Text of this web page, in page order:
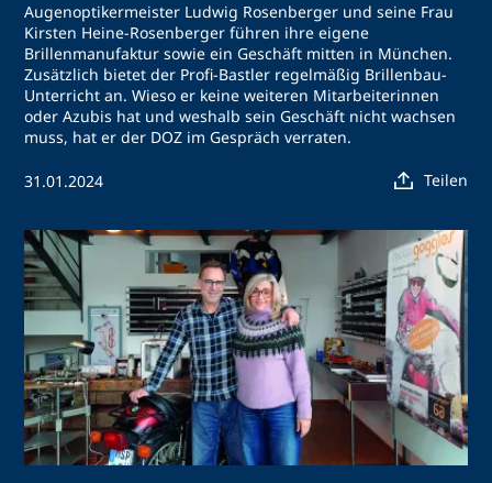
Augenoptikermeister Ludwig Rosenberger und seine Frau
Kirsten Heine-Rosenberger führen ihre eigene
Brillenmanufaktur sowie ein Geschäft mitten in München.
Zusätzlich bietet der Profi-Bastler regelmäßig Brillenbau-
Unterricht an. Wieso er keine weiteren Mitarbeiterinnen
oder Azubis hat und weshalb sein Geschäft nicht wachsen
muss, hat er der DOZ im Gespräch verraten.
31.01.2024 Teilen